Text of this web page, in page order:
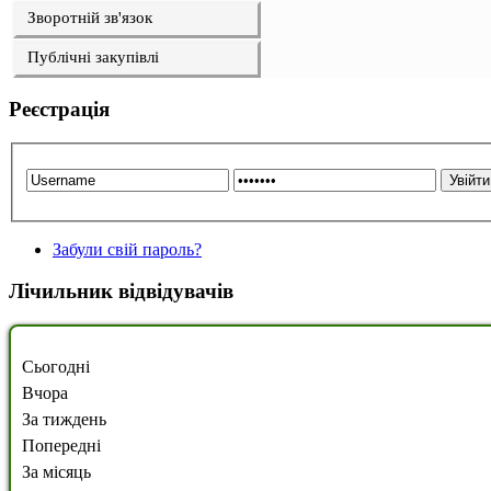
Зворотній зв'язок
Публічні закупівлі
Реєстрація
Забули свій пароль?
Лічильник відвідувачів
Сьогодні
Вчора
За тиждень
Попередні
За місяць